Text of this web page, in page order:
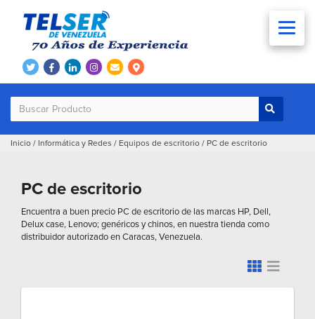
Inicio / Informática y Redes / Equipos de escritorio / PC de escritorio
PC de escritorio
Encuentra a buen precio PC de escritorio de las marcas HP, Dell,
Delux case, Lenovo; genéricos y chinos, en nuestra tienda como
distribuidor autorizado en Caracas, Venezuela.